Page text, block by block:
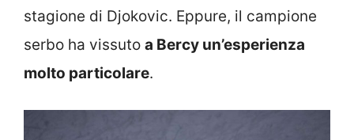
stagione di Djokovic. Eppure, il campione
serbo ha vissuto a Bercy un’esperienza
molto particolare.